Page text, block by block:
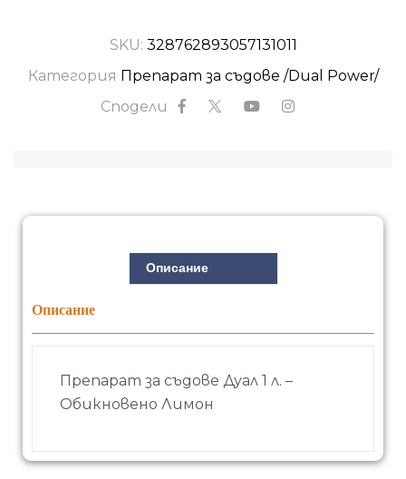
SKU: 328762893057131011
Категория Препарат за съдове /Dual Power/
Сподели
Описание
Описание
Препарат за съдове Дуал 1 л. –
Обикновено Лимон